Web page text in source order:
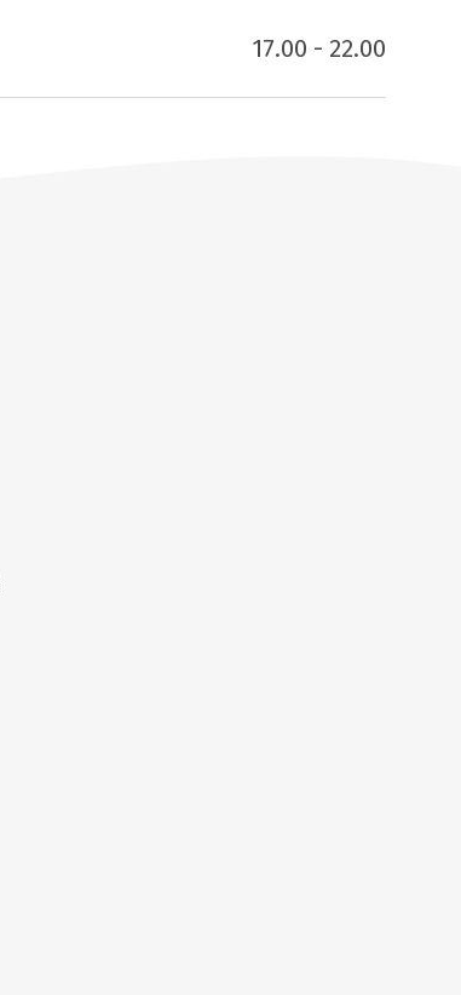
17.00 - 22.00